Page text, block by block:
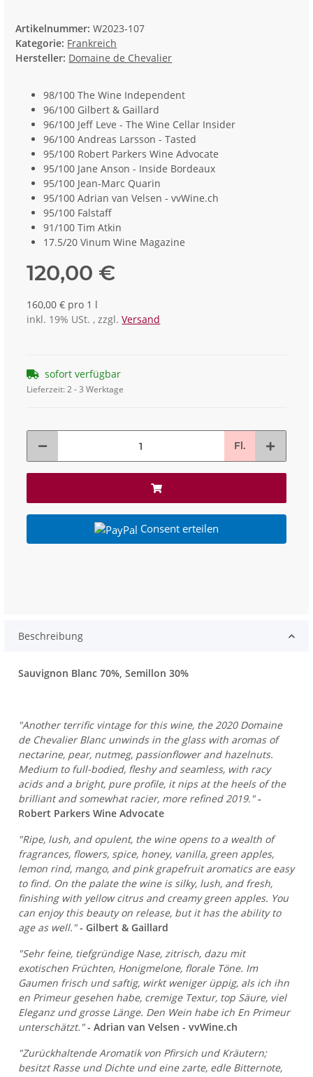
Artikelnummer:W2023-107
Kategorie: Frankreich
Hersteller: Domaine de Chevalier
98/100 The Wine Independent
96/100 Gilbert & Gaillard
96/100 Jeff Leve - The Wine Cellar Insider
96/100 Andreas Larsson - Tasted
95/100 Robert Parkers Wine Advocate
95/100 Jane Anson - Inside Bordeaux
95/100 Jean-Marc Quarin
95/100 Adrian van Velsen - vvWine.ch
95/100 Falstaff
91/100 Tim Atkin
17.5/20 Vinum Wine Magazine
120,00 €
160,00 € pro 1 l
inkl. 19% USt. , zzgl.Versand
sofort verfügbar
Lieferzeit:2 - 3 Werktage
Fl.
Consent erteilen
Beschreibung
Sauvignon Blanc 70%, Semillon 30%
"Another terrific vintage for this wine, the 2020 Domaine
de Chevalier Blanc unwinds in the glass with aromas of
nectarine, pear, nutmeg, passionflower and hazelnuts.
Medium to full-bodied, fleshy and seamless, with racy
acids and a bright, pure profile, it nips at the heels of the
brilliant and somewhat racier, more refined 2019." -
Robert Parkers Wine Advocate
"Ripe, lush, and opulent, the wine opens to a wealth of
fragrances, flowers, spice, honey, vanilla, green apples,
lemon rind, mango, and pink grapefruit aromatics are easy
to find. On the palate the wine is silky, lush, and fresh,
finishing with yellow citrus and creamy green apples. You
can enjoy this beauty on release, but it has the ability to
age as well." - Gilbert & Gaillard
"Sehr feine, tiefgründige Nase, zitrisch, dazu mit
exotischen Früchten, Honigmelone, florale Töne. Im
Gaumen frisch und saftig, wirkt weniger üppig, als ich ihn
en Primeur gesehen habe, cremige Textur, top Säure, viel
Eleganz und grosse Länge. Den Wein habe ich En Primeur
unterschätzt." - Adrian van Velsen - vvWine.ch
"Zurückhaltende Aromatik von Pfirsich und Kräutern;
besitzt Rasse und Dichte und eine zarte, edle Bitternote,